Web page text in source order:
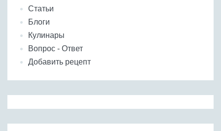
Статьи
Блоги
Кулинары
Вопрос - Ответ
Добавить рецепт